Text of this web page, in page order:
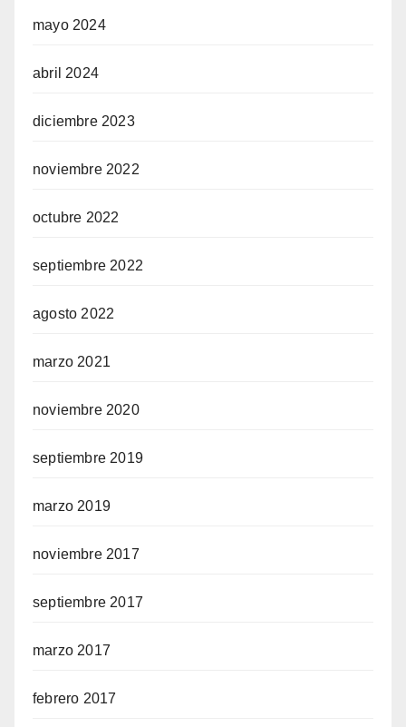
mayo 2024
abril 2024
diciembre 2023
noviembre 2022
octubre 2022
septiembre 2022
agosto 2022
marzo 2021
noviembre 2020
septiembre 2019
marzo 2019
noviembre 2017
septiembre 2017
marzo 2017
febrero 2017